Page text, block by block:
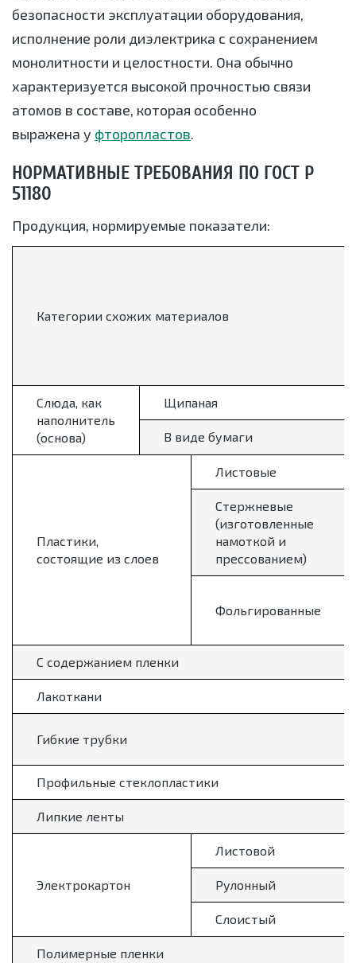
безопасности эксплуатации оборудования,
исполнение роли диэлектрика с сохранением
монолитности и целостности. Она обычно
характеризуется высокой прочностью связи
атомов в составе, которая особенно
выражена у фторопластов.
НОРМАТИВНЫЕ ТРЕБОВАНИЯ ПО ГОСТ Р
51180
Продукция, нормируемые показатели:
Категории схожих материалов
Слюда, как
наполнитель
(основа)
Щипаная
В виде бумаги
Пластики,
состоящие из слоев
Листовые
Стержневые
(изготовленные
намоткой и
прессованием)
Фольгированные
С содержанием пленки
Лакоткани
Гибкие трубки
Профильные стеклопластики
Липкие ленты
Электрокартон
Листовой
Рулонный
Слоистый
Полимерные пленки